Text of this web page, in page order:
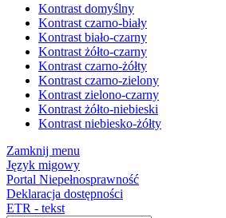
Kontrast domyślny
Kontrast czarno-biały
Kontrast biało-czarny
Kontrast żółto-czarny
Kontrast czarno-żółty
Kontrast czarno-zielony
Kontrast zielono-czarny
Kontrast żółto-niebieski
Kontrast niebiesko-żółty
Zamknij menu
Język migowy
Portal Niepełnosprawność
Deklaracja dostępności
ETR - tekst